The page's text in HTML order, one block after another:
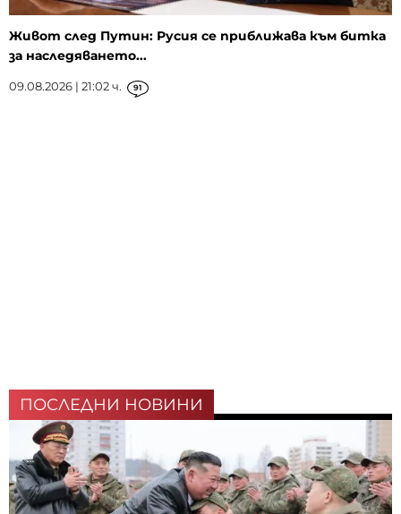
Живот след Путин: Русия се приближава към битка
за наследяването...
09.08.2026 | 21:02 ч. 91
ПОСЛЕДНИ НОВИНИ